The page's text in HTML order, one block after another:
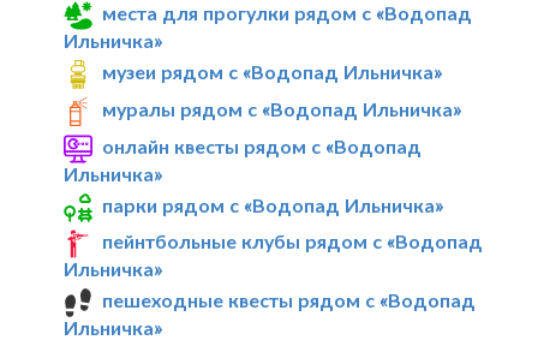
места для прогулки рядом с «Водопад
Ильничка»
музеи рядом с «Водопад Ильничка»
муралы рядом с «Водопад Ильничка»
онлайн квесты рядом с «Водопад
Ильничка»
парки рядом с «Водопад Ильничка»
пейнтбольные клубы рядом с «Водопад
Ильничка»
пешеходные квесты рядом с «Водопад
Ильничка»